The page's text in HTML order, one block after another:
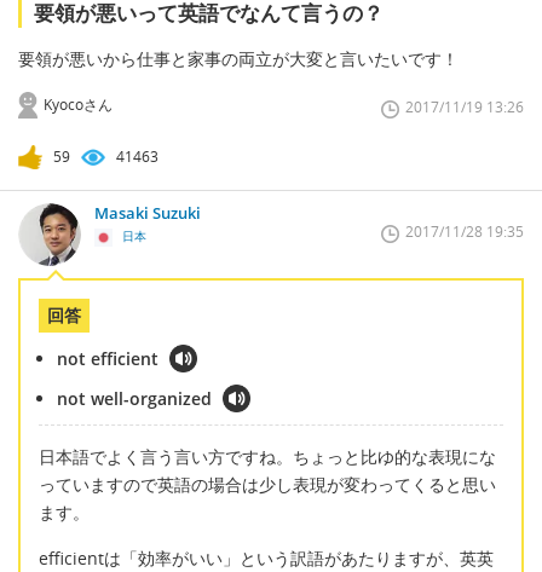
要領が悪いって英語でなんて言うの？
要領が悪いから仕事と家事の両立が大変と言いたいです！
Kyocoさん 2017/11/19 13:26
59 41463
Masaki Suzuki
日本 2017/11/28 19:35
回答
not efficient
not well-organized
日本語でよく言う言い方ですね。ちょっと比ゆ的な表現にな
っていますので英語の場合は少し表現が変わってくると思い
ます。
efficientは「効率がいい」という訳語があたりますが、英英